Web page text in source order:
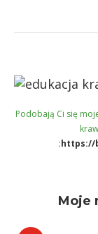
Podobają Ci się
:https://
Moje